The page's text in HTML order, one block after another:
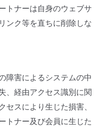
トナーは自身のウェブサ
ンク等を直ちに削除しな
障害によるシステムの中
、経由アクセス識別に関
スにより生じた損害、
トナー及び会員に生じた